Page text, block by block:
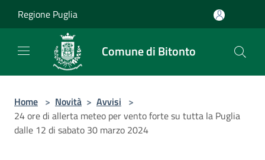
Regione Puglia
Comune di Bitonto
Home > Novità > Avvisi >
24 ore di allerta meteo per vento forte su tutta la Puglia
dalle 12 di sabato 30 marzo 2024